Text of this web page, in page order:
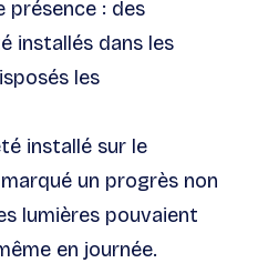
présence : des
installés dans les
les
installé sur le
un progrès non
lumières pouvaient
en journée.